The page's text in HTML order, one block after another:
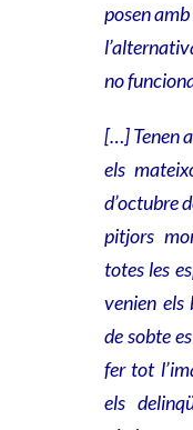
posen
no
[…] Tenen
els
d’octubre
pitjors
totes les
venien els
de sobte
fer tot
els